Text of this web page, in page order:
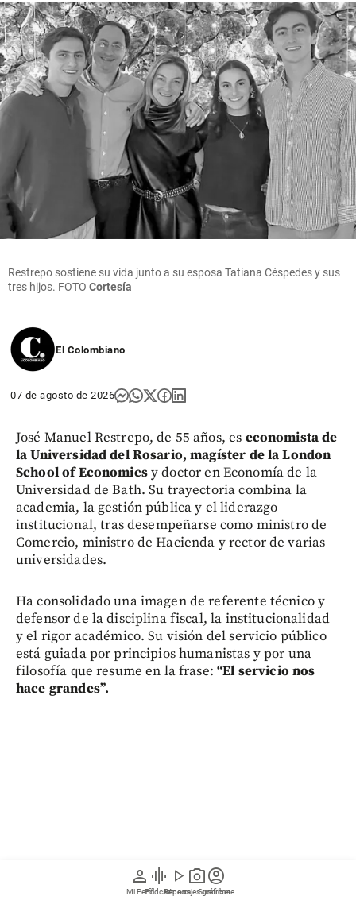
person
Mi Perfil
graphic_eq
Pódcast
play_arrow
Videos
photo_camera
Reportajes gráficos
account_circle
Suscríbete
Restrepo sostiene su vida junto a su esposa Tatiana Céspedes y sus
tres hijos. FOTO Cortesía
El Colombiano
07 de agosto de 2026
José Manuel Restrepo, de 55 años, es economista de
la Universidad del Rosario, magíster de la London
School of Economicsy doctor en Economía de la
Universidad de Bath. Su trayectoria combina la
academia, la gestión pública y el liderazgo
institucional, tras desempeñarse como ministro de
Comercio, ministro de Hacienda y rector de varias
universidades.
Ha consolidado una imagen de referente técnico y
defensor de la disciplina fiscal, la institucionalidad
y el rigor académico. Su visión del servicio público
está guiada por principios humanistas y por una
filosofía que resume en la frase:“El servicio nos
hace grandes”.